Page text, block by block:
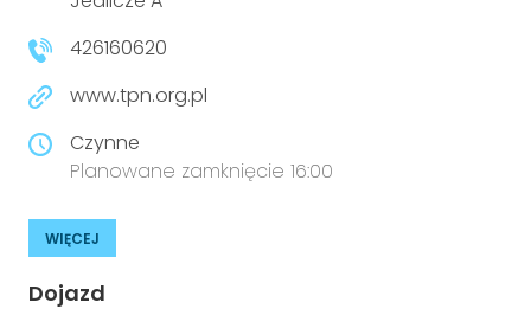
426160620
www.tpn.org.pl
Czynne
Planowane zamknięcie 16:00
WIĘCEJ
Dojazd